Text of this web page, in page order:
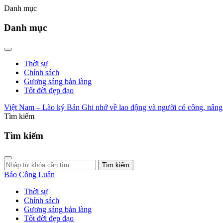
Danh mục
Danh mục
Thời sự
Chính sách
Gương sáng bản làng
Tốt đời đẹp đạo
Việt Nam – Lào ký Bản Ghi nhớ về lao động và người có công,
Tìm kiếm
Tìm kiếm
Tìm kiếm
Báo Công Luận
Thời sự
Chính sách
Gương sáng bản làng
Tốt đời đẹp đạo